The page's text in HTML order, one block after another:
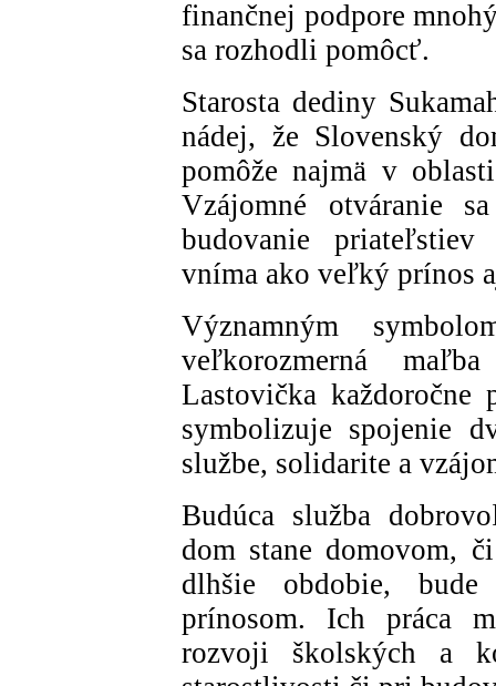
finančnej podpore
sa rozhodli pomôcť.
Starosta dediny
nádej, že Slovenský
pomôže najmä v
Vzájomné otváranie
budovanie
vníma ako veľký prínos
Významným
veľkorozmerná
Lastovička
symbolizuje spojenie
službe, solidarite a
Budúca služba
dom stane domovom,
dlhšie obdobie,
prínosom. Ich práca
rozvoji školských a